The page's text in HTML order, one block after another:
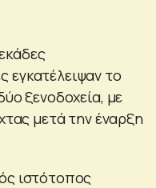
εγκατέλειψαν το
ξενοδοχεία, με
μετά την έναρξη
ιστότοπος